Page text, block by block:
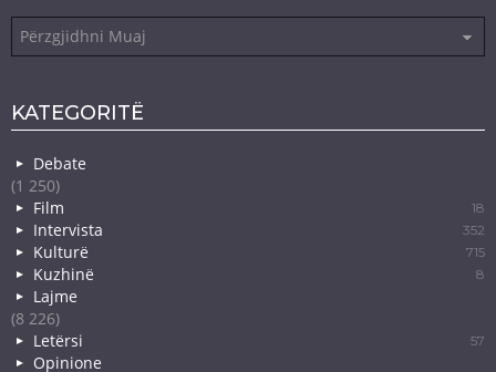
KATEGORITË
Debate
(1 250)
Film
18
Intervista 352
Kulturë 715
Kuzhinë 8
Lajme
(8 226)
Letërsi
57
Opinione